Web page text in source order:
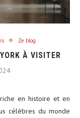
Ze blog
À VISITER
en histoire et en
célèbres du monde